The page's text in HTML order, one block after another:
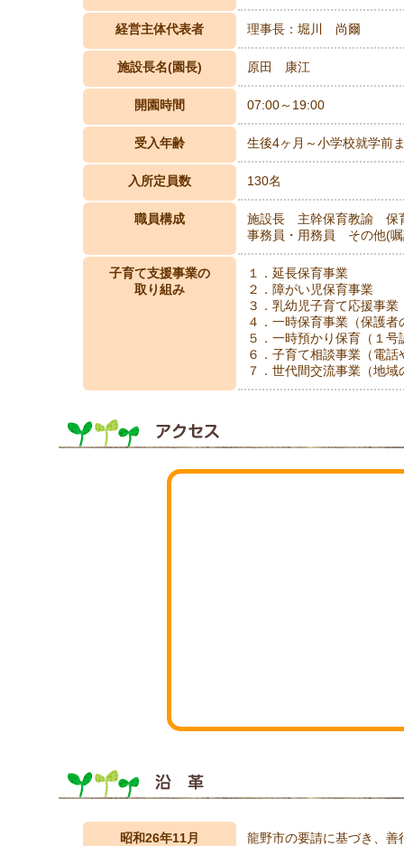
経営主体代表者 理事長：堀川 尚爾
施設長名(園長) 原田 康江
開園時間 07:00～19:00
受入年齢 生後4ヶ月～小学校就学前
入所定員数 130名
職員構成
施設長 主幹保育教諭
事務員・用務員 その他(
子育て支援事業の
取り組み
１．延長保育事業
２．障がい児保育事業
３．乳幼児子育て応援事
４．一時保育事業（保護
５．一時預かり保育（１
６．子育て相談事業（電
７．世代間交流事業（地
昭和26年11月
龍野市の要請に基づき、